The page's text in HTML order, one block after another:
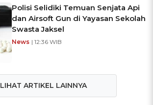
Polisi Selidiki Temuan Senjata Api
dan Airsoft Gun di Yayasan Sekolah
Swasta Jaksel
News | 12:36 WIB
LIHAT ARTIKEL LAINNYA